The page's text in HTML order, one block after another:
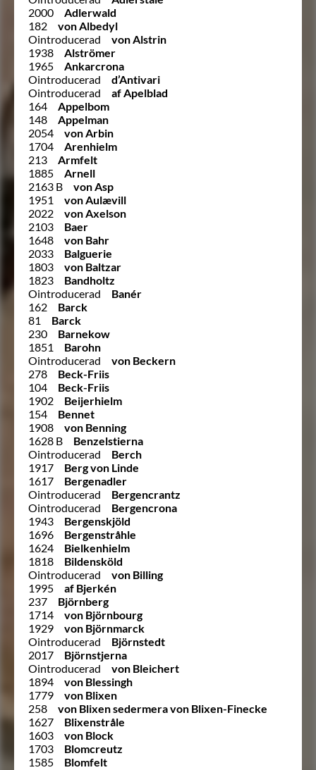
2000
Adlerwald
182
von Albedyl
Ointroducerad
von Alstrin
1938
Alströmer
1965
Ankarcrona
Ointroducerad
d’Antivari
Ointroducerad
af Apelblad
164
Appelbom
148
Appelman
2054
von Arbin
1704
Arenhielm
213
Armfelt
1885
Arnell
2163 B
von Asp
1951
von Aulævill
2022
von Axelson
2103
Baer
1648
von Bahr
2033
Balguerie
1803
von Baltzar
1823
Bandholtz
Ointroducerad
Banér
162
Barck
81
Barck
230
Barnekow
1851
Barohn
Ointroducerad
von Beckern
278
Beck-Friis
104
Beck-Friis
1902
Beijerhielm
154
Bennet
1908
von Benning
1628 B
Benzelstierna
Ointroducerad
Berch
1917
Berg von Linde
1617
Bergenadler
Ointroducerad
Bergencrantz
Ointroducerad
Bergencrona
1943
Bergenskjöld
1696
Bergenstråhle
1624
Bielkenhielm
1818
Bildensköld
Ointroducerad
von Billing
1995
af Bjerkén
237
Björnberg
1714
von Björnbourg
1929
von Björnmarck
Ointroducerad
Björnstedt
2017
Björnstjerna
Ointroducerad
von Bleichert
1894
von Blessingh
1779
von Blixen
258
von Blixen sedermera von Blixen-Finecke
1627
Blixenstråle
1603
von Block
1703
Blomcreutz
1585
Blomfelt